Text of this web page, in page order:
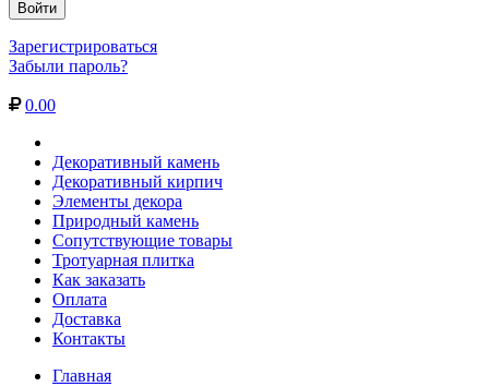
Зарегистрироваться
Забыли пароль?
0.00
Декоративный камень
Декоративный кирпич
Элементы декора
Природный камень
Сопутствующие товары
Тротуарная плитка
Как заказать
Оплата
Доставка
Контакты
Главная